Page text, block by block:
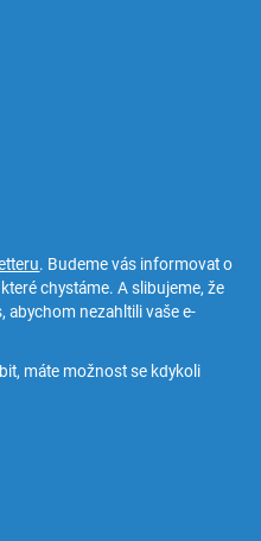
. Budeme vás informovat o
chystáme. A slibujeme, že
abychom nezahltili vaše e-
máte možnost se kdykoli